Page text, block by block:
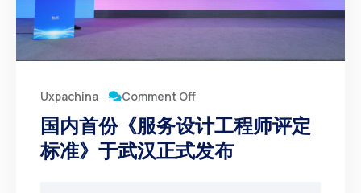
Uxpachina Comment Off
国内首份《服务设计工程师评定
标准》于武汉正式发布